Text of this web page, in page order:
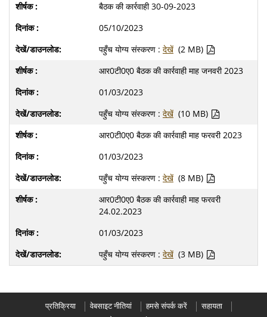
बैठक की कार्रवाही 30-09-2023
05/10/2023
पहुँच योग्य संस्करण : देखें (2 MB)
आर0टी0ए0 बैठक की कार्रवाही माह जनवरी 2023
01/03/2023
पहुँच योग्य संस्करण : देखें (10 MB)
आर0टी0ए0 बैठक की कार्रवाही माह फरवरी 2023
01/03/2023
पहुँच योग्य संस्करण : देखें (8 MB)
आर0टी0ए0 बैठक की कार्रवाही माह फरवरी
24.02.2023
01/03/2023
पहुँच योग्य संस्करण : देखें (3 MB)
प्रतिक्रिया वेबसाइट नीतियां हमसे संपर्क करें
सहायता